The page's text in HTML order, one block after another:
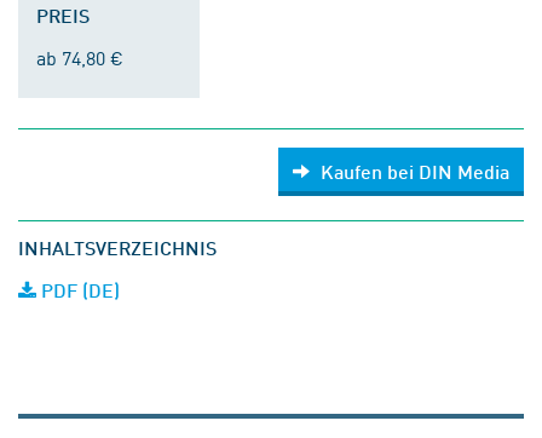
PREIS
ab 74,80 €
Kaufen bei DIN Media
INHALTSVERZEICHNIS
PDF (DE)